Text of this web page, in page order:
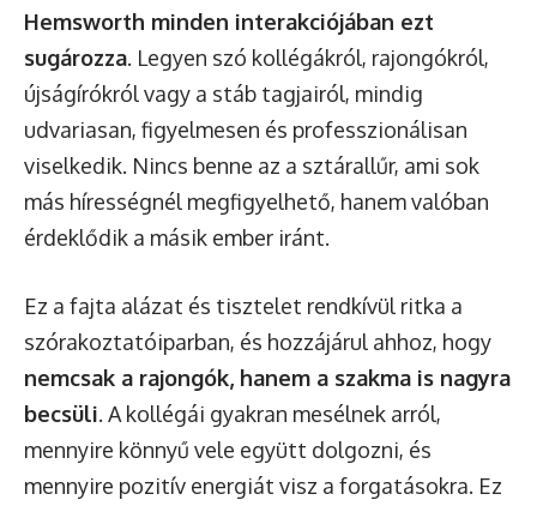
Hemsworth minden interakciójában ezt
sugározza. Legyen szó kollégákról, rajongókról,
újságírókról vagy a stáb tagjairól, mindig
udvariasan, figyelmesen és professzionálisan
viselkedik. Nincs benne az a sztárallűr, ami sok
más hírességnél megfigyelhető, hanem valóban
érdeklődik a másik ember iránt.
Ez a fajta alázat és tisztelet rendkívül ritka a
szórakoztatóiparban, és hozzájárul ahhoz, hogy
nemcsak a rajongók, hanem a szakma is nagyra
becsüli. A kollégái gyakran mesélnek arról,
mennyire könnyű vele együtt dolgozni, és
mennyire pozitív energiát visz a forgatásokra. Ez